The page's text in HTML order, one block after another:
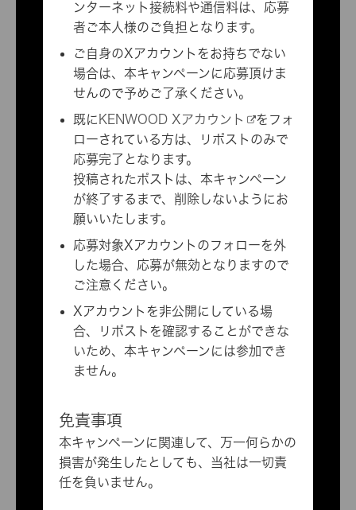
ンターネット接続料や通信料は、応募
者ご本人様のご負担となります。
ご自身のXアカウントをお持ちでない
場合は、本キャンペーンに応募頂けま
せんので予めご了承ください。
既に KENWOOD Xアカウント
をフォ
ローされている方は、リポストのみで
応募完了となります。
投稿されたポストは、本キャンペーン
が終了するまで、削除しないようにお
願いいたします。
応募対象Xアカウントのフォローを外
した場合、応募が無効となりますので
ご注意ください。
Xアカウントを非公開にしている場
合、リポストを確認することができな
いため、本キャンペーンには参加でき
ません。
免責事項
本キャンペーンに関連して、万一何らかの
損害が発生したとしても、当社は一切責
任を負いません。